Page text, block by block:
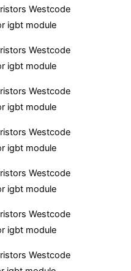
Westcode
igbt module
Westcode
igbt module
Westcode
igbt module
Westcode
igbt module
Westcode
igbt module
Westcode
igbt module
Westcode